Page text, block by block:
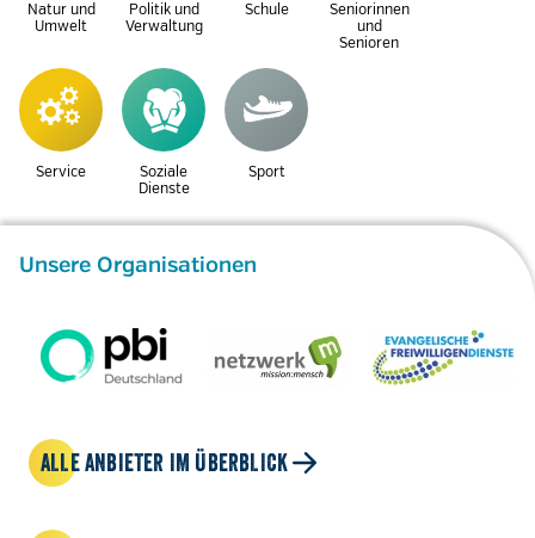
Natur und
Umwelt
Politik und
Verwaltung
Schule
Seniorinnen
und
Senioren
Service
Soziale
Dienste
Sport
Unsere Organisationen
ALLE ANBIETER IM ÜBERBLICK